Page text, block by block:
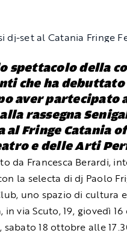
spettacolo della
che ha debuttato
aver partecipato
rassegna
al Fringe Catania
e delle Arti
da Francesca Berardi,
la selecta di dj Paolo
uno spazio di cultura
via Scuto, 19, giovedì
18 ottobre alle